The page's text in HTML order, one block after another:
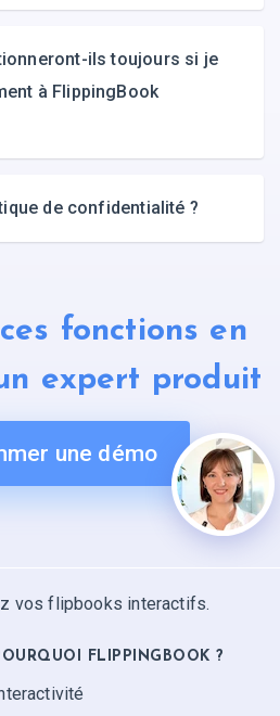
ils toujours si je
à FlippingBook
de confidentialité ?
fonctions en
expert produit
une démo
vos flipbooks interactifs.
FLIPPINGBOOK ?